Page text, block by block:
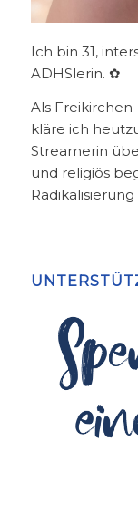
Ich bin 31,
ADHSlerin. ✿
Als
kläre ich
Streamerin
und religiös
Radikalisierung